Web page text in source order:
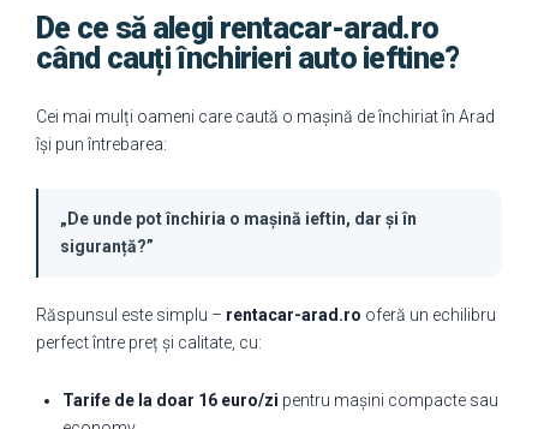
De ce să alegi rentacar-arad.ro
când cauți închirieri auto ieftine?
Cei mai mulți oameni care caută o mașină de închiriat în Arad
își pun întrebarea:
„De unde pot închiria o mașină ieftin, dar și în
siguranță?”
Răspunsul este simplu – rentacar-arad.ro oferă un echilibru
perfect între preț și calitate, cu:
Tarife de la doar 16 euro/zi pentru mașini compacte sau